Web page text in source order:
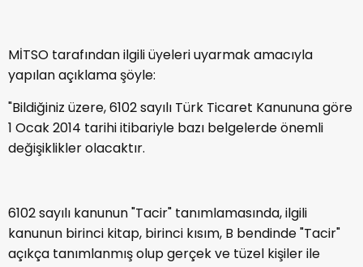
MİTSO tarafından ilgili üyeleri uyarmak amacıyla
yapılan açıklama şöyle:
"Bildiğiniz üzere, 6102 sayılı Türk Ticaret Kanununa göre
1 Ocak 2014 tarihi itibariyle bazı belgelerde önemli
değişiklikler olacaktır.
6102 sayılı kanunun "Tacir" tanımlamasında, ilgili
kanunun birinci kitap, birinci kısım, B bendinde "Tacir"
açıkça tanımlanmış olup gerçek ve tüzel kişiler ile